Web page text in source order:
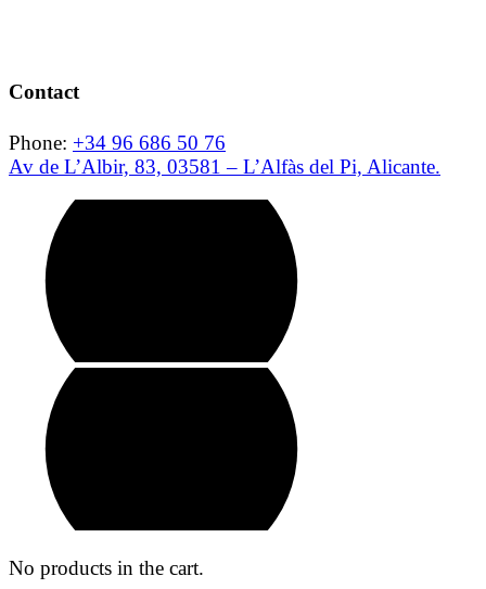
Contact
Phone: +34 96 686 50 76
Av de L’Albir, 83, 03581 – L’Alfàs del Pi, Alicante.
No products in the cart.